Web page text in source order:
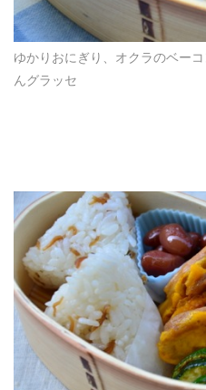
ゆかりおにぎり、オクラのベー
んグラッセ